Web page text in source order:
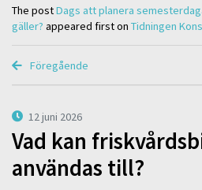
The postDags att planera
gäller? appeared first on Tidningen
Föregående
12 juni 2026
Vad kan
användas till?